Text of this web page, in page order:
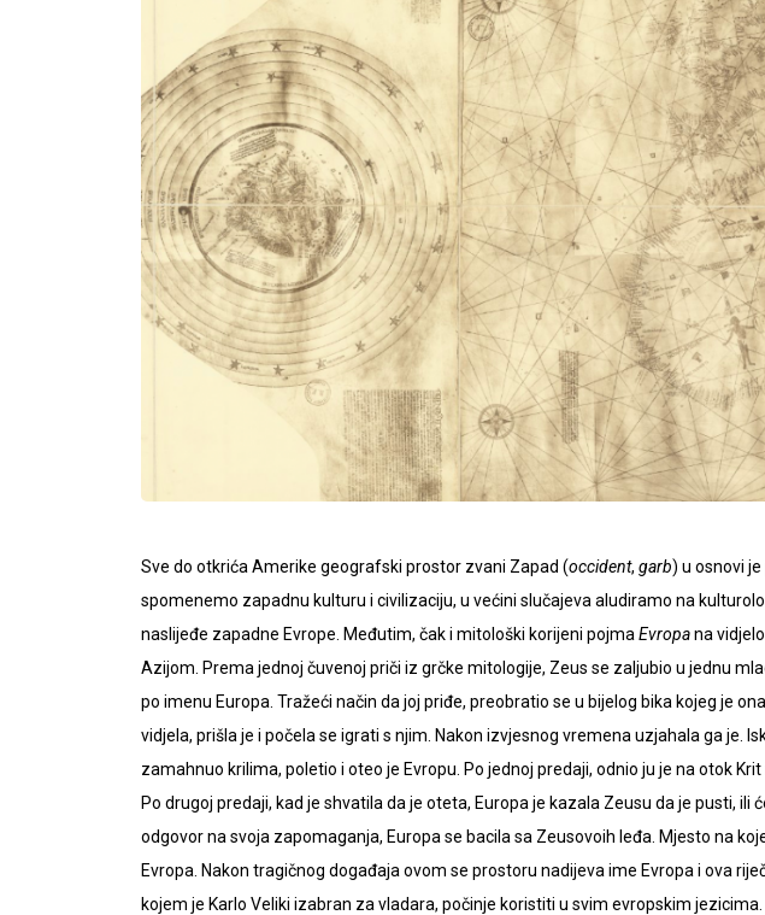
Sve do otkrića Amerike geografski prostor zvani Zapad (occident, garb) u osnovi
spomenemo zapadnu kulturu i civilizaciju, u većini slučajeva aludiramo na
naslijeđe zapadne Evrope. Međutim, čak i mitološki korijeni pojma Evropana
Azijom. Prema jednoj čuvenoj priči iz grčke mitologije, Zeus se zaljubio u jednu
po imenu Europa. Tražeći način da joj priđe, preobratio se u bijelog bika kojeg je
vidjela, prišla je i počela se igrati s njim. Nakon izvjesnog vremena uzjahala ga je.
zamahnuo krilima, poletio i oteo je Evropu. Po jednoj predaji, odnio ju je na otok
Po drugoj predaji, kad je shvatila da je oteta, Europa je kazala Zeusu da je pusti, ili
odgovor na svoja zapomaganja, Europa se bacila sa Zeusovoih leđa. Mjesto na
Evropa. Nakon tragičnog događaja ovom se prostoru nadijeva ime Evropa i ova
kojem je Karlo Veliki izabran za vladara, počinje koristiti u svim evropskim